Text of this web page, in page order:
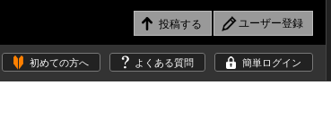
初めての方へ よくある質問 簡単ログイン